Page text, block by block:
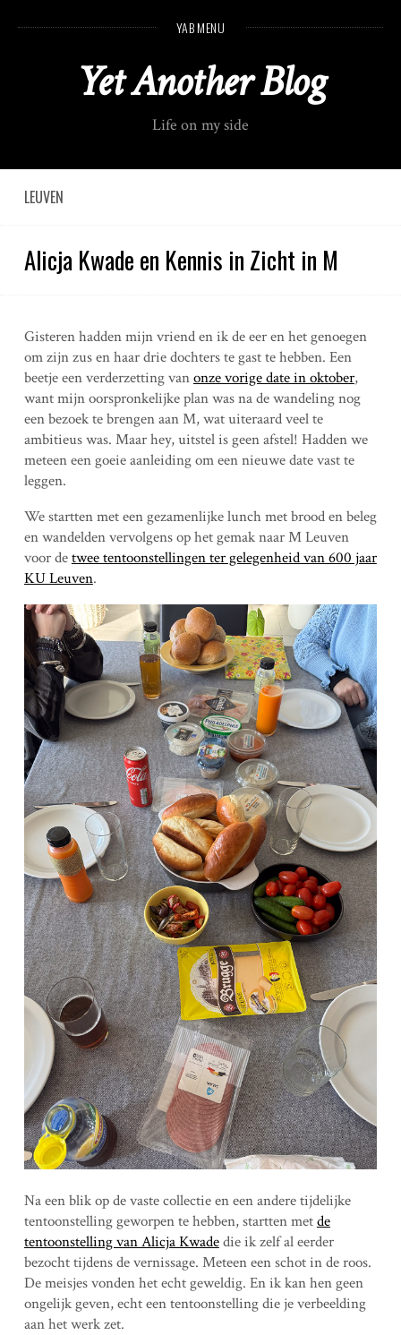
n
YAB MENU
Yet Another Blog
Life on my side
LEUVEN
Alicja Kwade en Kennis in Zicht in M
Gisteren hadden mijn vriend en ik de eer en het genoegen
om zijn zus en haar drie dochters te gast te hebben. Een
beetje een verderzetting vanonze vorige date in oktober,
want mijn oorspronkelijke plan was na de wandeling nog
een bezoek te brengen aan M, wat uiteraard veel te
ambitieus was. Maar hey, uitstel is geen afstel! Hadden we
meteen een goeie aanleiding om een nieuwe date vast te
leggen.
We startten met een gezamenlijke lunch met brood en beleg
en wandelden vervolgens op het gemak naar M Leuven
voor detwee tentoonstellingen ter gelegenheid van 600 jaar
KU Leuven.
Na een blik op de vaste collectie en een andere tijdelijke
tentoonstelling geworpen te hebben, startten metde
tentoonstelling van Alicja Kwadedie ik zelf al eerder
bezocht tijdens de vernissage. Meteen een schot in de roos.
De meisjes vonden het echt geweldig. En ik kan hen geen
ongelijk geven, echt een tentoonstelling die je verbeelding
aan het werk zet.